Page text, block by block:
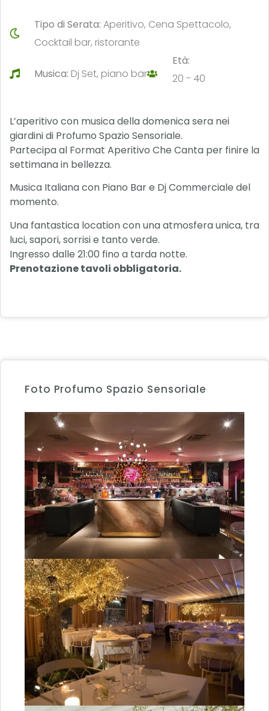
Tipo di Serata:Aperitivo, Cena Spettacolo,
Cocktail bar, ristorante
Musica: Dj Set, piano bar
Età:
20 - 40
L’aperitivo con musica della domenica sera nei
giardini di Profumo Spazio Sensoriale.
Partecipa al Format Aperitivo Che Canta per finire la
settimana in bellezza.
Musica Italiana con Piano Bar e Dj Commerciale del
momento.
Una fantastica location con una atmosfera unica, tra
luci, sapori, sorrisi e tanto verde.
Ingresso dalle 21:00 fino a tarda notte.
Prenotazione tavoli obbligatoria.
Foto Profumo Spazio Sensoriale